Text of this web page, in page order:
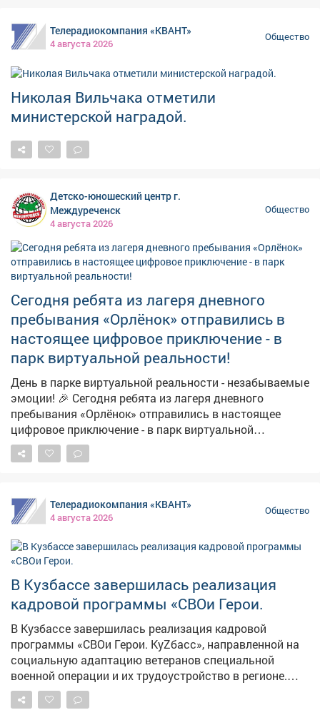
Телерадиокомпания «КВАНТ»
4 августа 2026
Общество
Николая Вильчака отметили
министерской наградой.
Детско-юношеский центр г.
Междуреченск
4 августа 2026
Общество
Сегодня ребята из лагеря дневного
пребывания «Орлёнок» отправились в
настоящее цифровое приключение - в
парк виртуальной реальности!
День в парке виртуальной реальности - незабываемые
эмоции! 🎉 Сегодня ребята из лагеря дневного
пребывания «Орлёнок» отправились в настоящее
цифровое приключение - в парк виртуальной
реальности! 🎮✨ Казалось, что грань между
реальностью и фантастикой просто растворилась:
встречались с динозаврами - и всё это в VR-очках! 😎
🦖 🚀 Каждый смог стать героем собственной истории
- кто-то выбрал путь смелого исследователя, кто-то -
ловкого супергероя. А сколько восторга было в
глазах, когда получалось пройти сложный уровень
или справиться с неожиданным испытанием! 🤩
Ребята не только классно провели время, но и узнали,
как работают современные технологии - и, кажется,
теперь многие мечтают стать разработчиками игр или
инженерами VR-пространств. 💡 👾 Спасибо парку
виртуальной реальности за тёплый приём и крутые
впечатления!
Телерадиокомпания «КВАНТ»
4 августа 2026
Общество
В Кузбассе завершилась реализация
кадровой программы «СВОи Герои.
В Кузбассе завершилась реализация кадровой
программы «СВОи Герои. КуZбасс», направленной на
социальную адаптацию ветеранов специальной
военной операции и их трудоустройство в регионе.
Один из выпускников первого потока, Андрей Жилин
прошел переподготовку под личным руководством